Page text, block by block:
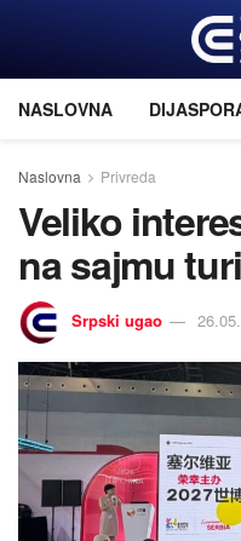
NASLOVNA
Naslovna Privreda
Veliko
na sajmu
Srpski ugao